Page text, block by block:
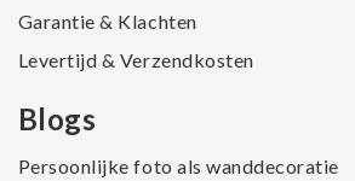
Garantie & Klachten
Levertijd & Verzendkosten
Blogs
Persoonlijke foto als wanddecoratie